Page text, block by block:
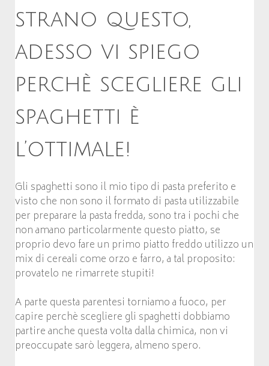
strano questo,
adesso vi spiego
perchè scegliere gli
spaghetti è
l’ottimale!
Gli spaghetti sono il mio tipo di pasta preferito e
visto che non sono il formato di pasta utilizzabile
per preparare la pasta fredda, sono tra i pochi che
non amano particolarmente questo piatto, se
proprio devo fare un primo piatto freddo utilizzo un
mix di cereali come orzo e farro, a tal proposito:
provatelo ne rimarrete stupiti!
A parte questa parentesi torniamo a fuoco, per
capire perchè scegliere gli spaghetti dobbiamo
partire anche questa volta dalla chimica, non vi
preoccupate sarò leggera, almeno spero.